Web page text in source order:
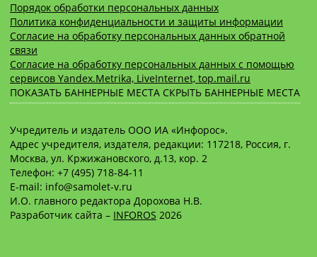
Порядок обработки персональных данных
Политика конфиденциальности и защиты информации
Согласие на обработку персональных данных обратной
связи
Согласие на обработку персональных данных с помощью
сервисов Yandex.Metrika, LiveInternet, top.mail.ru
ПОКАЗАТЬ БАННЕРНЫЕ МЕСТА СКРЫТЬ БАННЕРНЫЕ МЕСТА
Учредитель и издатель ООО ИА «Инфорос».
Адрес учредителя, издателя, редакции: 117218, Россия, г.
Москва, ул. Кржижановского, д.13, кор. 2
Телефон: +7 (495) 718-84-11
E-mail: info@samolet-v.ru
И.О. главного редактора Дорохова Н.В.
Разработчик сайта – INFOROS 2026